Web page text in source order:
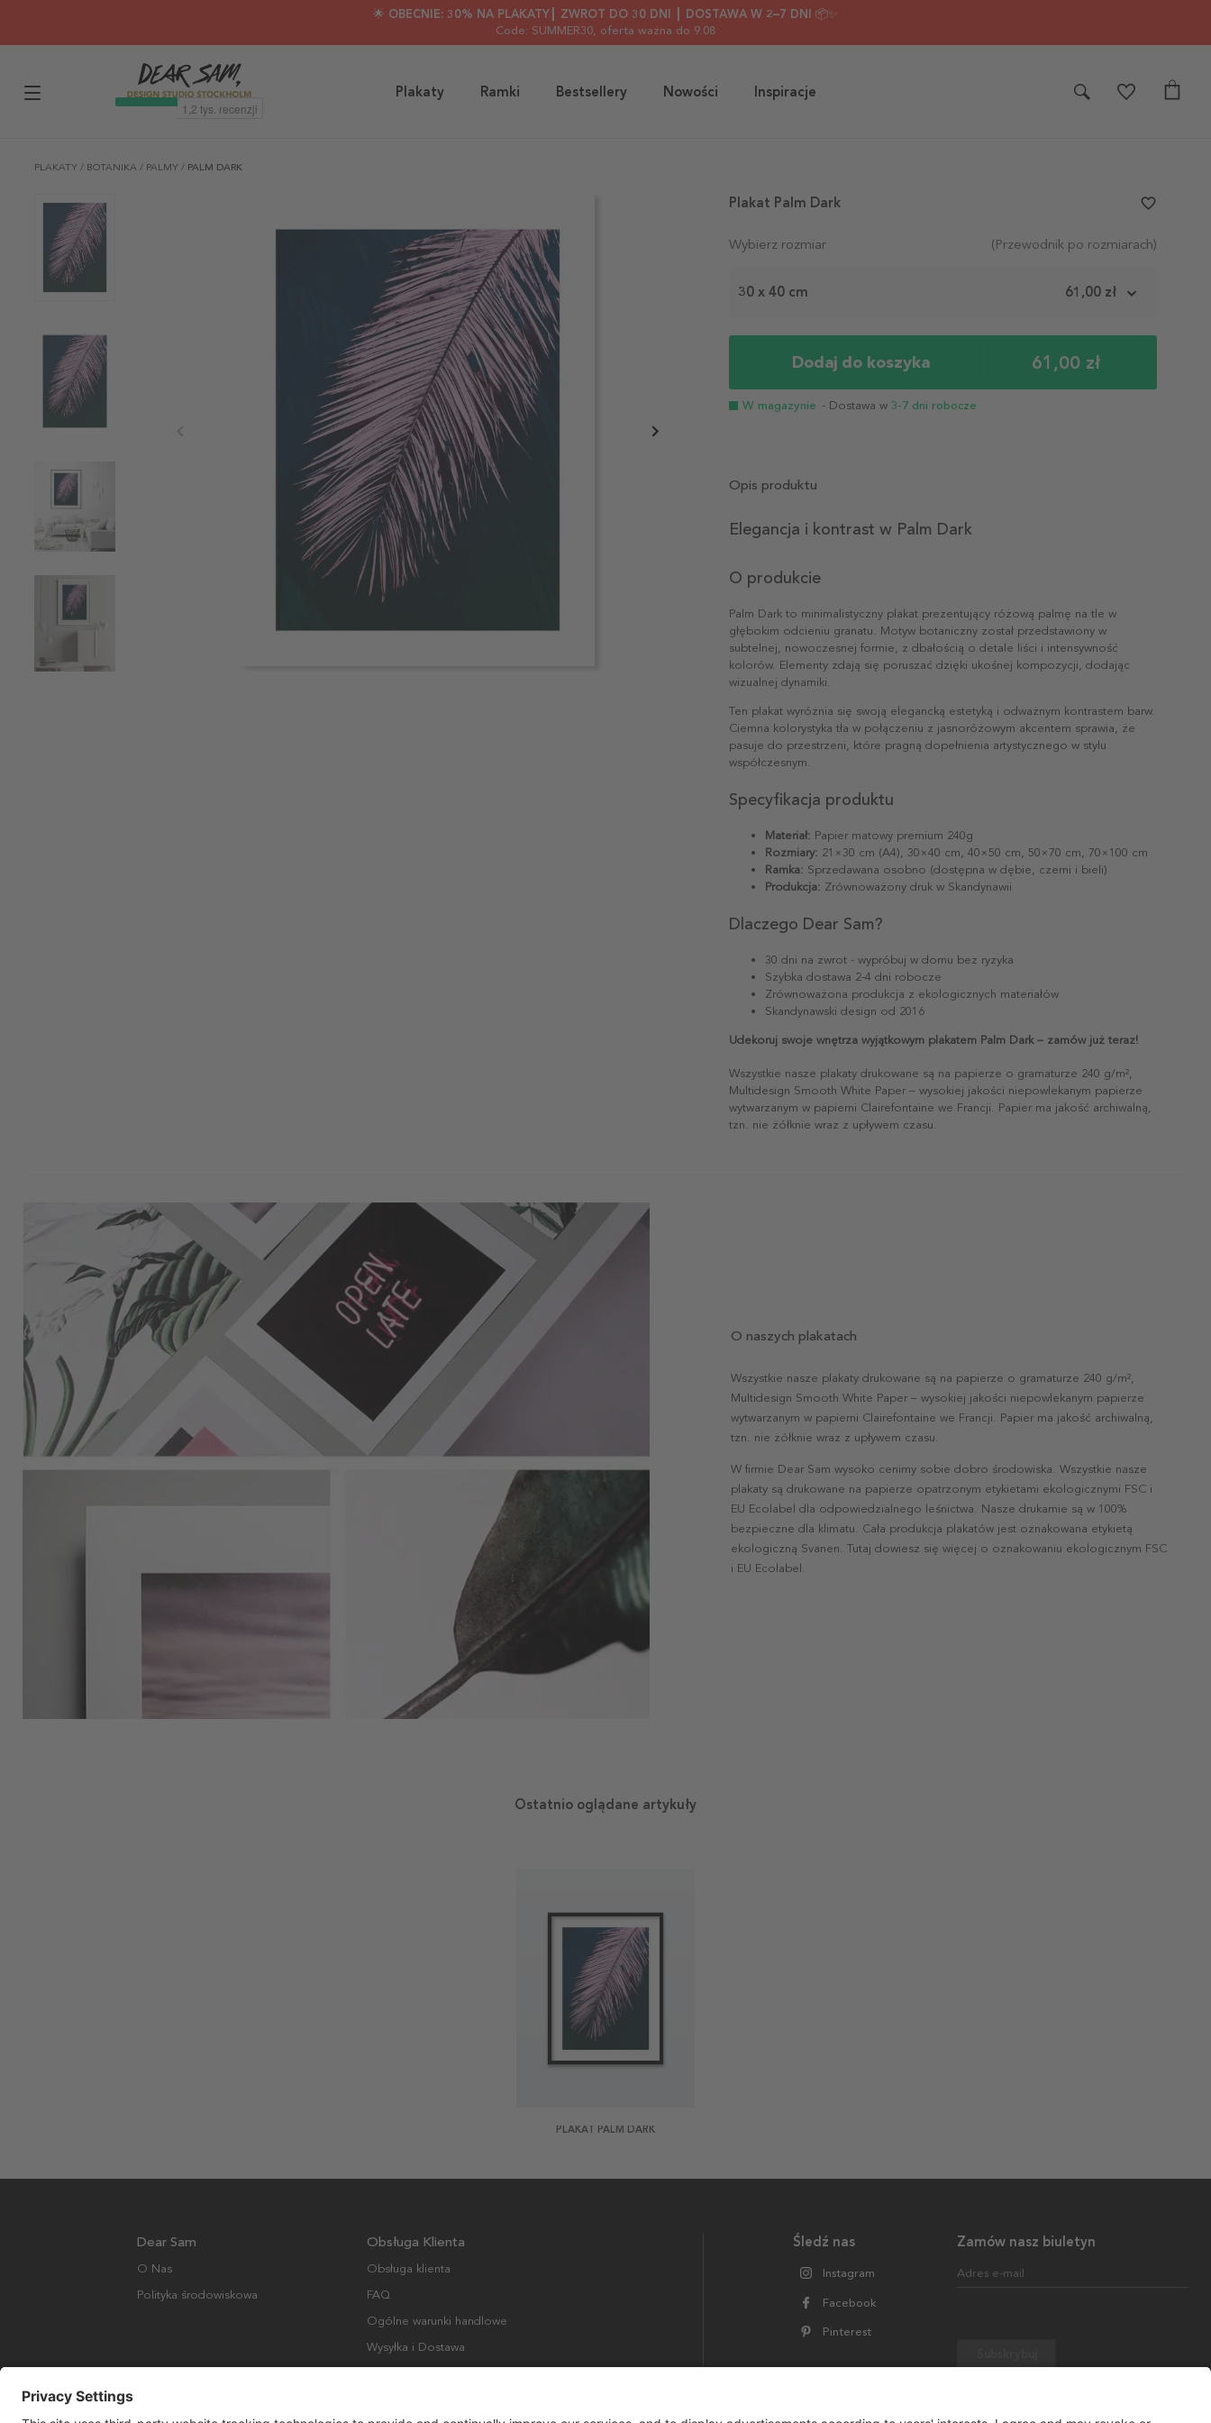
🌟 OBECNIE: 30% NA PLAKATY┃ ZWROT DO 30 DNI ┃ DOSTAWA W 2–7 DNI 📦✨
Code: SUMMER30, oferta ważna do 9.08
Plakaty Ramki Bestsellery Nowości Inspiracje
PLAKATY / BOTANIKA / PALMY / PALM DARK
Wybierz rozmiar (Przewodnik po rozmiarach)
30 x 40 cm 61,00 zł
Dodaj do koszyka 61,00 zł
W magazynie - Dostawa w 3-7 dni robocze
Plakat Palm Dark favorite_border
Opis produktu
Elegancja i kontrast w Palm Dark
O produkcie
Palm Dark to minimalistyczny plakat prezentujący różową palmę na tle w
głębokim odcieniu granatu. Motyw botaniczny został przedstawiony w
subtelnej, nowoczesnej formie, z dbałością o detale liści i intensywność
kolorów. Elementy zdają się poruszać dzięki ukośnej kompozycji, dodając
wizualnej dynamiki.
Ten plakat wyróżnia się swoją elegancką estetyką i odważnym kontrastem barw.
Ciemna kolorystyka tła w połączeniu z jasnoróżowym akcentem sprawia, że
pasuje do przestrzeni, które pragną dopełnienia artystycznego w stylu
współczesnym.
Specyfikacja produktu
Materiał: Papier matowy premium 240g
Rozmiary: 21×30 cm (A4), 30×40 cm, 40×50 cm, 50×70 cm, 70×100 cm
Ramka: Sprzedawana osobno (dostępna w dębie, czerni i bieli)
Produkcja: Zrównoważony druk w Skandynawii
Dlaczego Dear Sam?
30 dni na zwrot - wypróbuj w domu bez ryzyka
Szybka dostawa 2-4 dni robocze
Zrównoważona produkcja z ekologicznych materiałów
Skandynawski design od 2016
Udekoruj swoje wnętrza wyjątkowym plakatem Palm Dark – zamów już teraz!
Wszystkie nasze plakaty drukowane są na papierze o gramaturze 240 g/m²,
Multidesign Smooth White Paper – wysokiej jakości niepowlekanym papierze
wytwarzanym w papierni Clairefontaine we Francji. Papier ma jakość archiwalną,
tzn. nie żółknie wraz z upływem czasu.
O naszych plakatach
Wszystkie nasze plakaty drukowane są na papierze o gramaturze 240 g/m²,
Multidesign Smooth White Paper – wysokiej jakości niepowlekanym papierze
wytwarzanym w papierni Clairefontaine we Francji. Papier ma jakość archiwalną,
tzn. nie żółknie wraz z upływem czasu.
W firmie Dear Sam wysoko cenimy sobie dobro środowiska. Wszystkie nasze
plakaty są drukowane na papierze opatrzonym etykietami ekologicznymi FSC i
EU Ecolabel dla odpowiedzialnego leśnictwa. Nasze drukarnie są w 100%
bezpieczne dla klimatu. Cała produkcja plakatów jest oznakowana etykietą
ekologiczną Svanen. Tutaj dowiesz się więcej o oznakowaniu ekologicznym FSC
i EU Ecolabel.
Ostatnio oglądane artykuły
PLAKAT PALM DARK
Zamów nasz biuletyn
Adres e-mail
Śledź nas
Instagram
Facebook
Pinterest
Dear Sam
O Nas
Polityka środowiskowa
Obsługa Klienta
Obsługa klienta
FAQ
Ogólne warunki handlowe
Wysyłka i Dostawa